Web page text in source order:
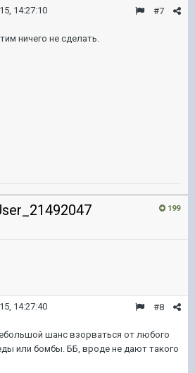
#7
14:27:10
ничего не сделать.
199
#8
14:27:40
шанс взорваться от любого
или бомбы. ББ, вроде не дают такого